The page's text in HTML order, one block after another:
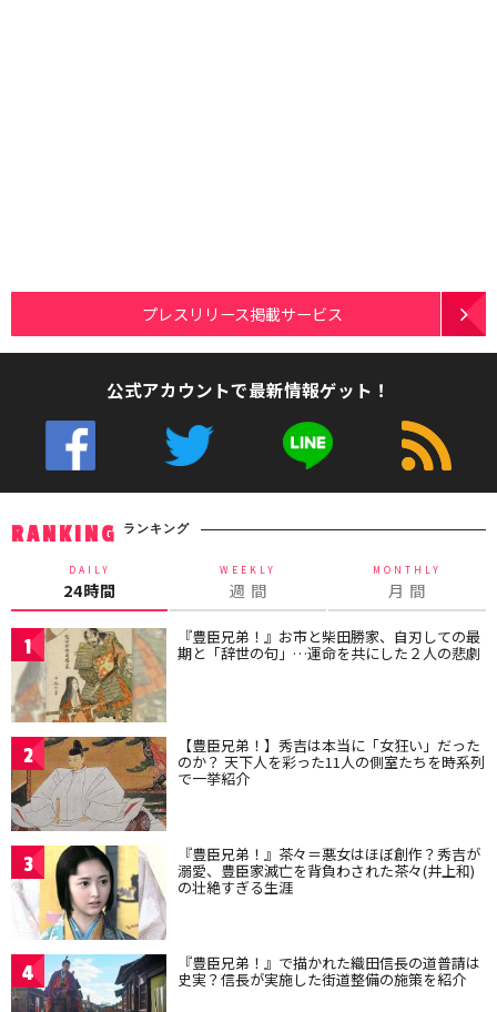
プレスリリース掲載サービス
公式アカウントで最新情報ゲット！
RANKING ランキング
DAILY
24時間
WEEKLY
週 間
MONTHLY
月 間
1 『豊臣兄弟！』お市と柴田勝家、自刃しての最
期と「辞世の句」…運命を共にした２人の悲劇
2 【豊臣兄弟！】秀吉は本当に「女狂い」だった
のか？ 天下人を彩った11人の側室たちを時系列
で一挙紹介
3 『豊臣兄弟！』茶々＝悪女はほぼ創作？秀吉が
溺愛、豊臣家滅亡を背負わされた茶々(井上和)
の壮絶すぎる生涯
4 『豊臣兄弟！』で描かれた織田信長の道普請は
史実？信長が実施した街道整備の施策を紹介